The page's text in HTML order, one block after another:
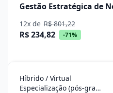
Gestão Estratégica de
12x de R$ 801,22
R$ 234,82 -71%
Híbrido / Virtual
Especialização (pós-graduação)